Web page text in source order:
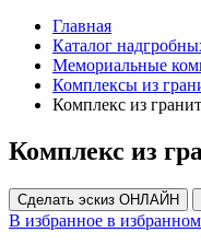
Главная
Каталог
Мемориальные
Комплексы из
Комплекс из
Комплекс из
Сделать эскиз ОНЛАЙН
В избранное в избранном